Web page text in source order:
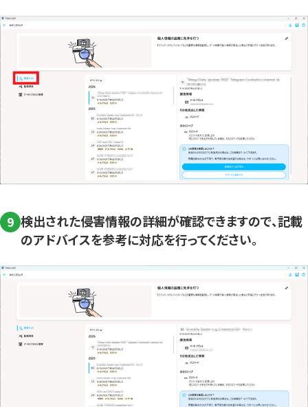
9 検出された侵害情報の詳細が確認できますので、記載
のアドバイスを参考に対応を行ってください。